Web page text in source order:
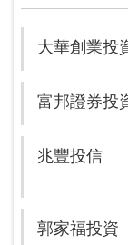
大華創業投
富邦證券投
兆豐投信
郭家福投資